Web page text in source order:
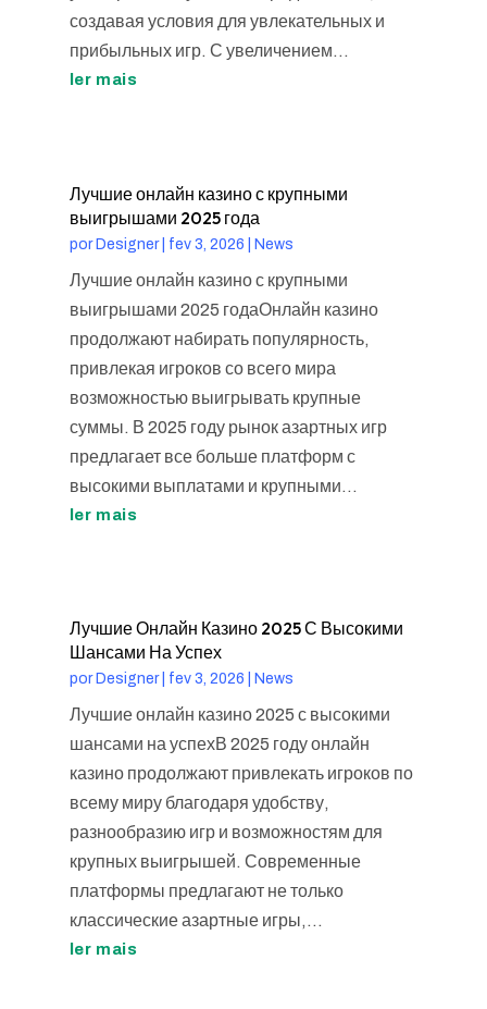
создавая условия для увлекательных и
прибыльных игр. С увеличением...
ler mais
Лучшие онлайн казино с крупными
выигрышами 2025 года
porDesigner| fev 3, 2026 News
Лучшие онлайн казино с крупными
выигрышами 2025 годаОнлайн казино
продолжают набирать популярность,
привлекая игроков со всего мира
возможностью выигрывать крупные
суммы. В 2025 году рынок азартных игр
предлагает все больше платформ с
высокими выплатами и крупными...
ler mais
Лучшие Онлайн Казино 2025 С Высокими
Шансами На Успех
por Designer| fev 3, 2026 News
Лучшие онлайн казино 2025 с высокими
шансами на успехВ 2025 году онлайн
казино продолжают привлекать игроков по
всему миру благодаря удобству,
разнообразию игр и возможностям для
крупных выигрышей. Современные
платформы предлагают не только
классические азартные игры,...
ler mais